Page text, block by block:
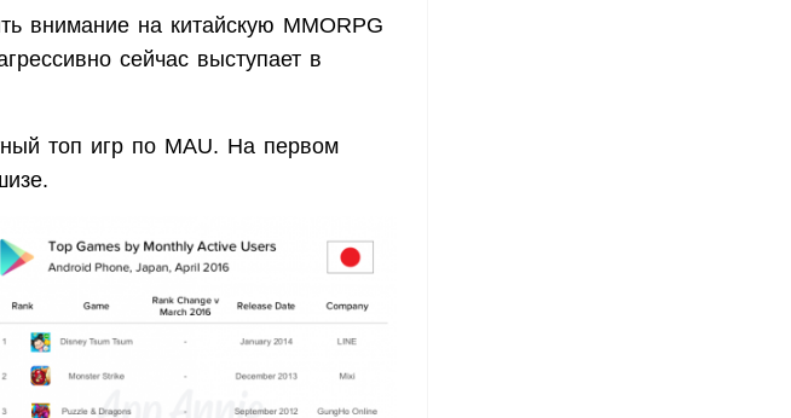
внимание на китайскую MMORPG
сейчас выступает в
топ игр по MAU. На первом